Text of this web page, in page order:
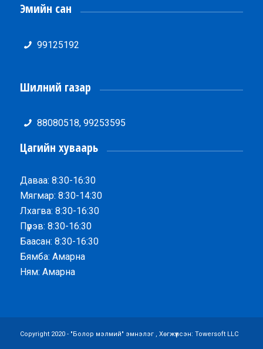
Эмийн сан
99125192
Шилний газар
88080518, 99253595
Цагийн хуваарь
Даваа: 8:30-16:30
Мягмар: 8:30-14:30
Лхагва: 8:30-16:30
Пүрэв: 8:30-16:30
Баасан: 8:30-16:30
Бямба: Амарна
Ням: Амарна
Copyright 2020 - "Болор мэлмий" эмнэлэг , Хөгжүүлсэн: Towersoft LLC